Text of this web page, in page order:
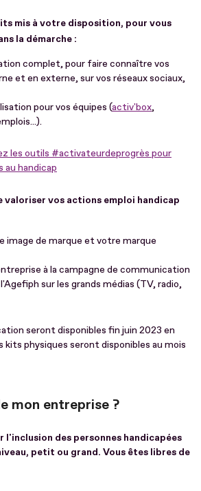
mis à votre disposition, pour vous
la démarche :
complet, pour faire connaître vos
et en externe, sur vos réseaux sociaux,
pour vos équipes (activ'box,
les outils #activateurdeprogrès pour
au handicap
valoriser vos actions emploi handicap
image de marque et votre marque
à la campagne de communication
sur les grands médias (TV, radio,
seront disponibles fin juin 2023 en
physiques seront disponibles au mois
mon entreprise ?
l'inclusion des personnes handicapées
petit ou grand. Vous êtes libres de